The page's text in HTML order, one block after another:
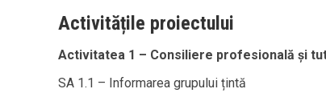
Activitățile proiectului
Activitatea 1 – Consiliere profesională și
SA 1.1 – Informarea grupului țintă